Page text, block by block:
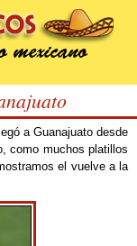
a Guanajuato desde
como muchos platillos
el vuelve a la